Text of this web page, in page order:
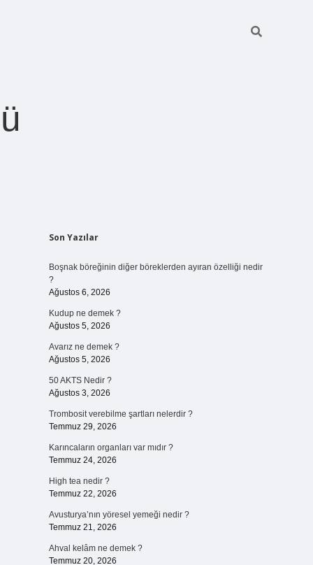
Sidebar
Son Yazılar
Boşnak böreğinin diğer böreklerden ayıran özelliği nedir
?
Ağustos 6, 2026
Kudup ne demek ?
Ağustos 5, 2026
Avarız ne demek ?
Ağustos 5, 2026
50 AKTS Nedir ?
Ağustos 3, 2026
Trombosit verebilme şartları nelerdir ?
Temmuz 29, 2026
Karıncaların organları var mıdır ?
Temmuz 24, 2026
High tea nedir ?
Temmuz 22, 2026
Avusturya’nın yöresel yemeği nedir ?
Temmuz 21, 2026
Ahval kelâm ne demek ?
Temmuz 20, 2026